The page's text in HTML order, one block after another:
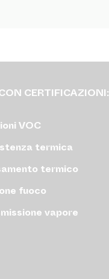
CERTIFICAZIONI:
VOC
termica
termico
fuoco
vapore